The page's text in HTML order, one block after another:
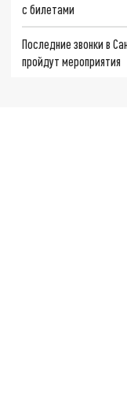
с билетами
Последние звонки в
пройдут мероприятия